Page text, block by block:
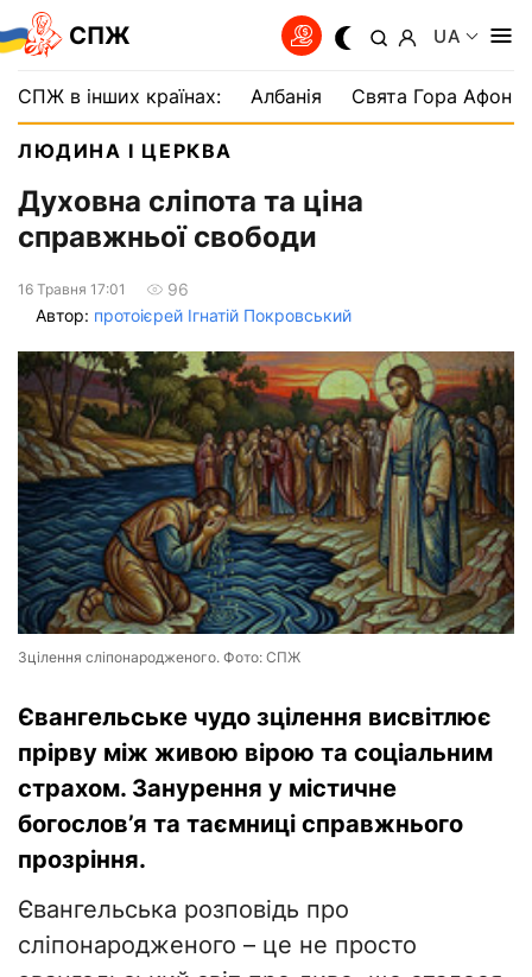
СПЖ UA
СПЖ в інших країнах: Албанія Свята Гора Афон
ЛЮДИНА І ЦЕРКВА
Духовна сліпота та ціна
справжньої свободи
16 Травня 17:01
96
Автор: протоієрей Ігнатій Покровський
Зцілення сліпонародженого. Фото: СПЖ
Євангельське чудо зцілення висвітлює
прірву між живою вірою та соціальним
страхом. Занурення у містичне
богослов’я та таємниці справжнього
прозріння.
Євангельська розповідь про
сліпонародженого – це не просто